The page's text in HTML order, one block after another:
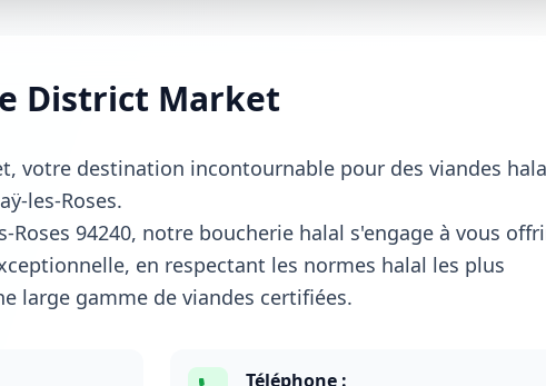
District Market
votre destination incontournable pour des viandes
les-Roses.
Roses 94240, notre boucherie halal s'engage à vous
en respectant les normes halal les plus
large gamme de viandes certifiées.
Téléphone :